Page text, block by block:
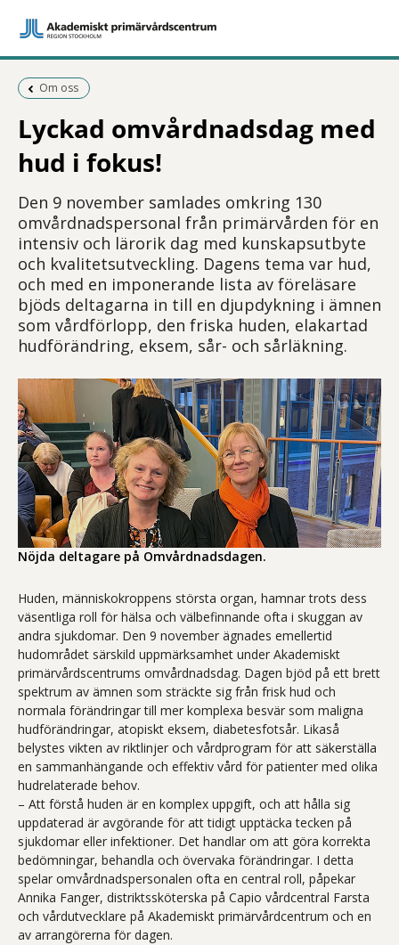
Föregående sida:
Om oss
Lyckad omvårdnadsdag med
hud i fokus!
Den 9 november samlades omkring 130
omvårdnadspersonal från primärvården för en
intensiv och lärorik dag med kunskapsutbyte
och kvalitetsutveckling. Dagens tema var hud,
och med en imponerande lista av föreläsare
bjöds deltagarna in till en djupdykning i ämnen
som vårdförlopp, den friska huden, elakartad
hudförändring, eksem, sår- och sårläkning.
Nöjda deltagare på Omvårdnadsdagen.
Huden, människokroppens största organ, hamnar trots dess
väsentliga roll för hälsa och välbefinnande ofta i skuggan av
andra sjukdomar. Den 9 november ägnades emellertid
hudområdet särskild uppmärksamhet under Akademiskt
primärvårdscentrums omvårdnadsdag. Dagen bjöd på ett brett
spektrum av ämnen som sträckte sig från frisk hud och
normala förändringar till mer komplexa besvär som maligna
hudförändringar, atopiskt eksem, diabetesfotsår. Likaså
belystes vikten av riktlinjer och vårdprogram för att säkerställa
en sammanhängande och effektiv vård för patienter med olika
hudrelaterade behov.
– Att förstå huden är en komplex uppgift, och att hålla sig
uppdaterad är avgörande för att tidigt upptäcka tecken på
sjukdomar eller infektioner. Det handlar om att göra korrekta
bedömningar, behandla och övervaka förändringar. I detta
spelar omvårdnadspersonalen ofta en central roll, påpekar
Annika Fanger, distriktssköterska på Capio vårdcentral Farsta
och vårdutvecklare på Akademiskt primärvårdcentrum och en
av arrangörerna för dagen.